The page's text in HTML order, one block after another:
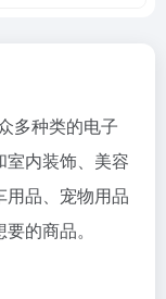
多种类的电子
室内装饰、美容
品、宠物用品
的商品。